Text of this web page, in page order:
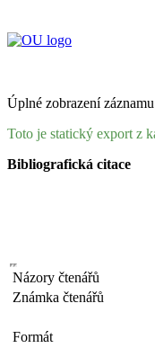
Úplné zobrazení záznamu
Toto je statický export z
Bibliografická citace
Názory čtenářů
Známka čtenářů
Formát